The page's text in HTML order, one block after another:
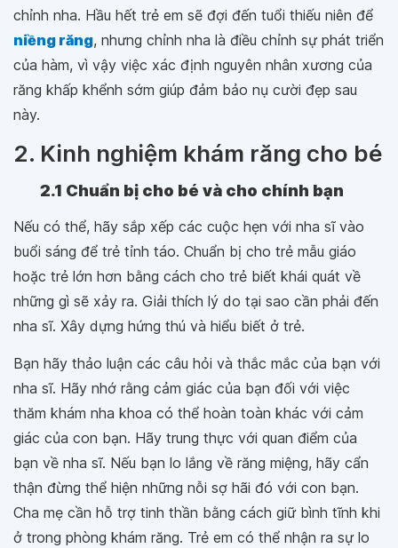
chỉnh nha. Hầu hết trẻ em sẽ đợi đến tuổi thiếu niên để
niềng răng, nhưng chỉnh nha là điều chỉnh sự phát triển
của hàm, vì vậy việc xác định nguyên nhân xương của
răng khấp khểnh sớm giúp đảm bảo nụ cười đẹp sau
này.
2. Kinh nghiệm khám răng cho bé
2.1 Chuẩn bị cho bé và cho chính bạn
Nếu có thể, hãy sắp xếp các cuộc hẹn với nha sĩ vào
buổi sáng để trẻ tỉnh táo. Chuẩn bị cho trẻ mẫu giáo
hoặc trẻ lớn hơn bằng cách cho trẻ biết khái quát về
những gì sẽ xảy ra. Giải thích lý do tại sao cần phải đến
nha sĩ. Xây dựng hứng thú và hiểu biết ở trẻ.
Bạn hãy thảo luận các câu hỏi và thắc mắc của bạn với
nha sĩ. Hãy nhớ rằng cảm giác của bạn đối với việc
thăm khám nha khoa có thể hoàn toàn khác với cảm
giác của con bạn. Hãy trung thực với quan điểm của
bạn về nha sĩ. Nếu bạn lo lắng về răng miệng, hãy cẩn
thận đừng thể hiện những nỗi sợ hãi đó với con bạn.
Cha mẹ cần hỗ trợ tinh thần bằng cách giữ bình tĩnh khi
ở trong phòng khám răng. Trẻ em có thể nhận ra sự lo